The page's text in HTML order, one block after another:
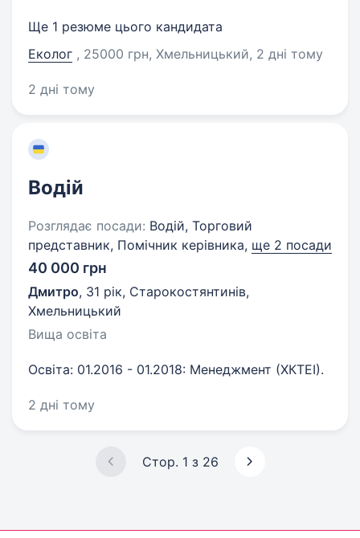
Ще 1 резюме цього кандидата
Еколог , 25000 грн, Хмельницький, 2 дні тому
2 дні тому
Водій
Розглядає посади: Водій, Торговий
представник, Помічник керівника, ще 2 посади
40 000 грн
Дмитро, 31 рік, Старокостянтинів,
Хмельницький
Вища освіта
Освіта: 01.2016 - 01.2018: Менеджмент (ХКТЕІ).
2 дні тому
Стор. 1 з 26